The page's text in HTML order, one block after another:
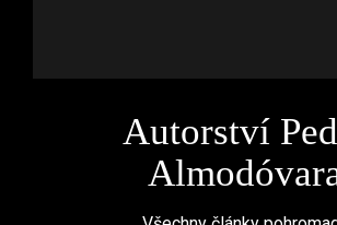
Autorství